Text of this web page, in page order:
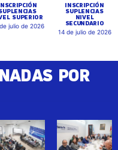
SUPERIOR
julio de 2026
INSCRIPCIÓN
SUPLENCIAS
NIVEL
SECUNDARIO
14 de julio de 2026
POR